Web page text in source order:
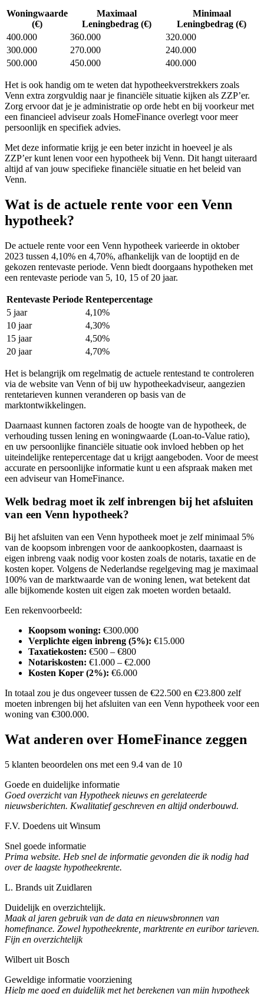
Woningwaarde
(€)
Maximaal
Leningbedrag (€)
Minimaal
Leningbedrag (€)
400.000
360.000
320.000
300.000
270.000
240.000
500.000
450.000 400.000
Het is ook handig om te weten dat hypotheekverstrekkers zoals
Venn extra zorgvuldig naar je financiële situatie kijken als ZZP’er.
Zorg ervoor dat je je administratie op orde hebt en bij voorkeur met
een financieel adviseur zoals HomeFinance overlegt voor meer
persoonlijk en specifiek advies.
Met deze informatie krijg je een beter inzicht in hoeveel je als
ZZP’er kunt lenen voor een hypotheek bij Venn. Dit hangt uiteraard
altijd af van jouw specifieke financiële situatie en het beleid van
Venn.
Wat is de actuele rente voor een Venn
hypotheek?
De actuele rente voor een Venn hypotheek varieerde in oktober
2023 tussen 4,10% en 4,70%, afhankelijk van de looptijd en de
gekozen rentevaste periode. Venn biedt doorgaans hypotheken met
een rentevaste periode van 5, 10, 15 of 20 jaar.
Rentevaste Periode Rentepercentage
5 jaar
4,10%
10 jaar
4,30%
15 jaar
4,50%
20 jaar
4,70%
Het is belangrijk om regelmatig de actuele rentestand te controleren
via de website van Venn of bij uw hypotheekadviseur, aangezien
rentetarieven kunnen veranderen op basis van de
marktontwikkelingen.
Daarnaast kunnen factoren zoals de hoogte van de hypotheek, de
verhouding tussen lening en woningwaarde (Loan-to-Value ratio),
en uw persoonlijke financiële situatie ook invloed hebben op het
uiteindelijke rentepercentage dat u krijgt aangeboden. Voor de meest
accurate en persoonlijke informatie kunt u een afspraak maken met
een adviseur van HomeFinance.
Welk bedrag moet ik zelf inbrengen bij het afsluiten
van een Venn hypotheek?
Bij het afsluiten van een Venn hypotheek moet je zelf minimaal 5%
van de koopsom inbrengen voor de aankoopkosten, daarnaast is
eigen inbreng vaak nodig voor kosten zoals de notaris, taxatie en de
kosten koper. Volgens de Nederlandse regelgeving mag je maximaal
100% van de marktwaarde van de woning lenen, wat betekent dat
alle bijkomende kosten uit eigen zak moeten worden betaald.
Een rekenvoorbeeld:
Koopsom woning: €300.000
Verplichte eigen inbreng (5%): €15.000
Taxatiekosten: €500 – €800
Notariskosten: €1.000 – €2.000
Kosten Koper (2%): €6.000
In totaal zou je dus ongeveer tussen de €22.500 en €23.800 zelf
moeten inbrengen bij het afsluiten van een Venn hypotheek voor een
woning van €300.000.
Wat anderen over HomeFinance zeggen
5 klanten beoordelen ons met een 9.4 van de 10
Goede en duidelijke informatie
Goed overzicht van Hypotheek nieuws en gerelateerde
nieuwsberichten. Kwalitatief geschreven en altijd onderbouwd.
F.V. Doedens uit Winsum
Snel goede informatie
Prima website. Heb snel de informatie gevonden die ik nodig had
over de laagste hypotheekrente.
L. Brands uit Zuidlaren
Duidelijk en overzichtelijk.
Maak al jaren gebruik van de data en nieuwsbronnen van
homefinance. Zowel hypotheekrente, marktrente en euribor tarieven.
Fijn en overzichtelijk
Wilbert uit Bosch
Geweldige informatie voorziening
Hielp me goed en duidelijk met het berekenen van mijn hypotheek